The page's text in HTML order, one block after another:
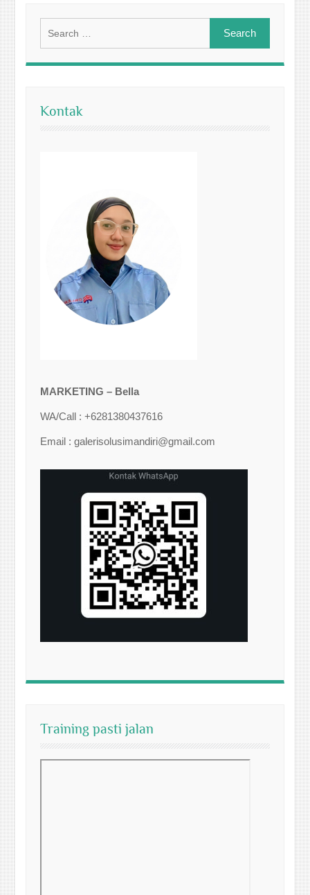
for:
Kontak
MARKETING – Bella
WA/Call : +6281380437616
Email : galerisolusimandiri@gmail.com
Training pasti jalan